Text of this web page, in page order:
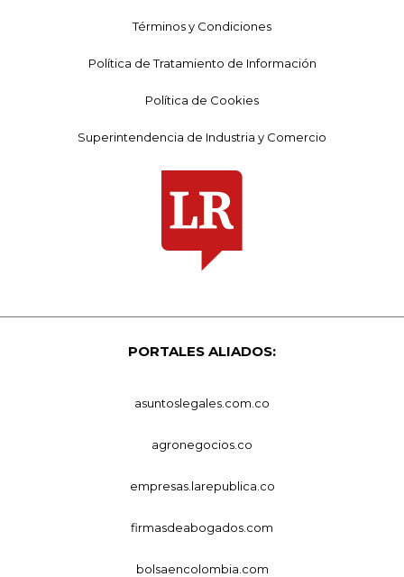
Términos y Condiciones
Política de Tratamiento de Información
Política de Cookies
Superintendencia de Industria y Comercio
PORTALES ALIADOS:
asuntoslegales.com.co
agronegocios.co
empresas.larepublica.co
firmasdeabogados.com
bolsaencolombia.com